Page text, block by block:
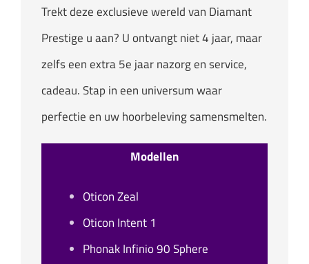
Trekt deze exclusieve wereld van Diamant
Prestige u aan? U ontvangt niet 4 jaar, maar
zelfs een extra 5e jaar nazorg en service,
cadeau. Stap in een universum waar
perfectie en uw hoorbeleving samensmelten.
Modellen
Oticon Zeal
Oticon Intent 1
Phonak Infinio 90 Sphere